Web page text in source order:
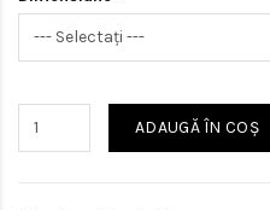
ADAUGĂ ÎN COŞ